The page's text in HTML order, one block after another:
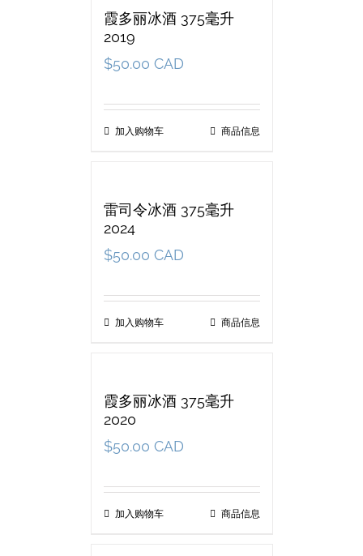
霞多丽冰酒 375毫升
2019
$50.00 CAD
加入购物车 商品信息
雷司令冰酒 375毫升
2024
$50.00 CAD
加入购物车 商品信息
霞多丽冰酒 375毫升
2020
$50.00 CAD
加入购物车 商品信息